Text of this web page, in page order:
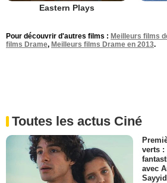
Eastern Plays
Pour découvrir d'autres films : Meilleurs films
films Drame, Meilleurs films Drame en 2013.
Toutes les actus Ciné
verts :
avec